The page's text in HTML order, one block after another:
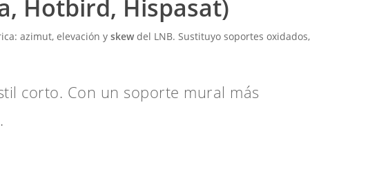
Hotbird, Hispasat)
azimut, elevación yskew del LNB. Sustituyo soportes oxidados,
corto. Con un soporte mural más